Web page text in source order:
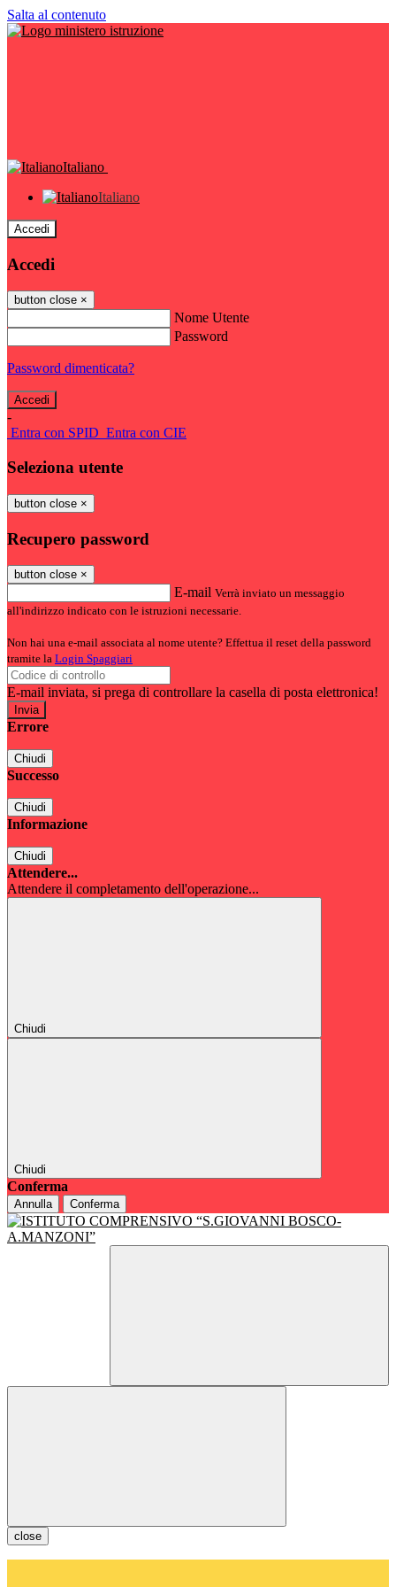
Salta al contenuto
Italiano
Italiano
Accedi
Accedi
button close ×
Nome Utente
Password
Password dimenticata?
-
Entra con SPID Entra con CIE
Seleziona utente
button close ×
Recupero password
button close ×
E-mail Verrà inviato un messaggio
all'indirizzo indicato con le istruzioni necessarie.
Non hai una e-mail associata al nome utente? Effettua il reset della password
tramite la Login Spaggiari
E-mail inviata, si prega di controllare la casella di posta elettronica!
Errore
Chiudi
Successo
Chiudi
Informazione
Chiudi
Attendere...
Attendere il completamento dell'operazione...
Chiudi
Chiudi
Conferma
Annulla Conferma
close